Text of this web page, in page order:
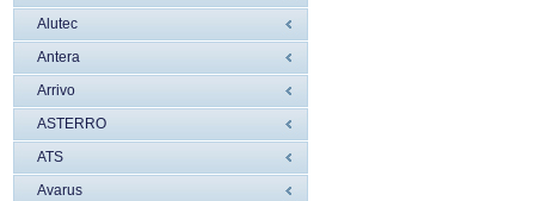
Alutec
Antera
Arrivo
ASTERRO
ATS
Avarus